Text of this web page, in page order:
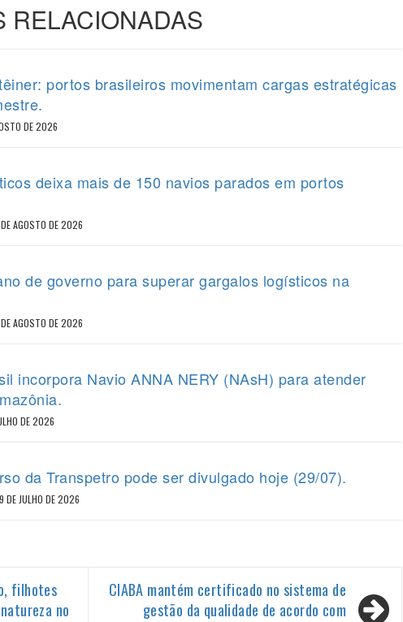
RELACIONADAS
portos brasileiros movimentam cargas estratégicas
DE 2026
deixa mais de 150 navios parados em portos
AGOSTO DE 2026
de governo para superar gargalos logísticos na
AGOSTO DE 2026
incorpora Navio ANNA NERY (NAsH) para atender
DE 2026
da Transpetro pode ser divulgado hoje (29/07).
DE JULHO DE 2026
filhotes
no
CIABA mantém certificado no sistema de
gestão da qualidade de acordo com